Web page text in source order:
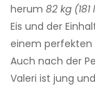
herum 82 kg (181
Eis und der
einem perfekten
Auch nach der
Valeri ist jung